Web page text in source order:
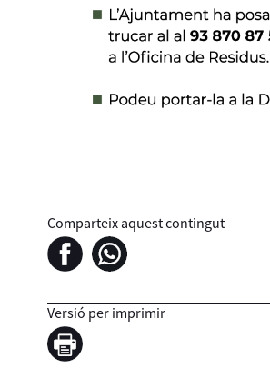
Comparteix aquest contingut
Versió per imprimir